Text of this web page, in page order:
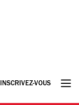
INSCRIVEZ-VOUS